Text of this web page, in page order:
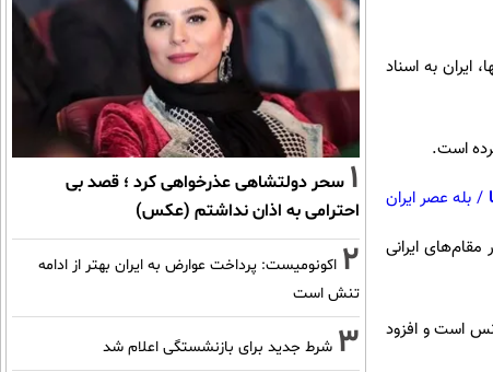
به اسناد
است.
/ بله عصر ایران
ایرانی
است و افزود
1 سحر دولتشاهی عذرخواهی کرد ؛ قصد بی
احترامی به اذان نداشتم (عکس)
2 اکونومیست: پرداخت عوارض به ایران بهتر از ادامه
تنش است
3 شرط جدید برای بازنشستگی اعلام شد